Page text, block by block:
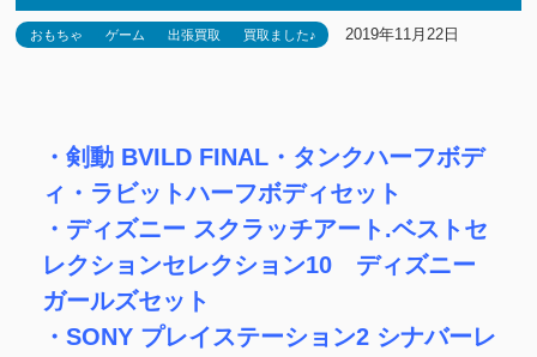
おもちゃ ゲーム 出張買取 買取ました♪ 2019年11月22日
・剣動 BVILD FINAL・タンクハーフボデ
ィ・ラビットハーフボディセット
・ディズニー スクラッチアート.ベストセ
レクションセレクション10 ディズニー
ガールズセット
・SONY プレイステーション2 シナバーレ